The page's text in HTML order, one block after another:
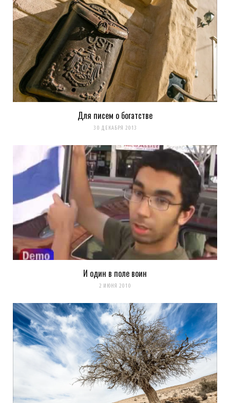
Для писем о богатстве
30 ДЕКАБРЯ 2013
И один в поле воин
2 ИЮНЯ 2010